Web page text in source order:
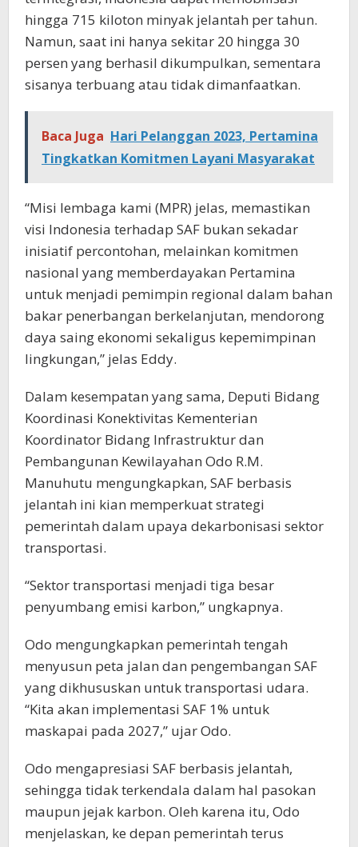
hingga 715 kiloton minyak jelantah per tahun.
Namun, saat ini hanya sekitar 20 hingga 30
persen yang berhasil dikumpulkan, sementara
sisanya terbuang atau tidak dimanfaatkan.
Baca Juga Hari Pelanggan 2023, Pertamina
Tingkatkan Komitmen Layani Masyarakat
“Misi lembaga kami (MPR) jelas, memastikan
visi Indonesia terhadap SAF bukan sekadar
inisiatif percontohan, melainkan komitmen
nasional yang memberdayakan Pertamina
untuk menjadi pemimpin regional dalam bahan
bakar penerbangan berkelanjutan, mendorong
daya saing ekonomi sekaligus kepemimpinan
lingkungan,” jelas Eddy.
Dalam kesempatan yang sama, Deputi Bidang
Koordinasi Konektivitas Kementerian
Koordinator Bidang Infrastruktur dan
Pembangunan Kewilayahan Odo R.M.
Manuhutu mengungkapkan, SAF berbasis
jelantah ini kian memperkuat strategi
pemerintah dalam upaya dekarbonisasi sektor
transportasi.
“Sektor transportasi menjadi tiga besar
penyumbang emisi karbon,” ungkapnya.
Odo mengungkapkan pemerintah tengah
menyusun peta jalan dan pengembangan SAF
yang dikhususkan untuk transportasi udara.
“Kita akan implementasi SAF 1% untuk
maskapai pada 2027,” ujar Odo.
Odo mengapresiasi SAF berbasis jelantah,
sehingga tidak terkendala dalam hal pasokan
maupun jejak karbon. Oleh karena itu, Odo
menjelaskan, ke depan pemerintah terus